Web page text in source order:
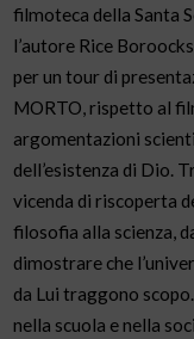
filmoteca della Santa
l’autore Rice
per un tour di
MORTO, rispetto al
argomentazioni
dell’esistenza di Dio.
vicenda di riscoperta
filosofia alla scienza,
dimostrare che
da Lui traggono
nella scuola e nella